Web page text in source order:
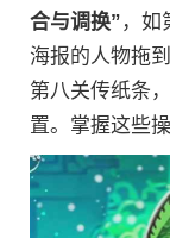
合与调换” ，如
海报的人物拖
第八关传纸条
置。掌握这些